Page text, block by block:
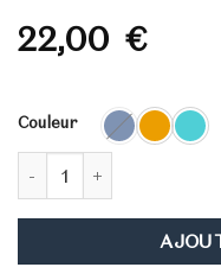
22,00 €
Couleur